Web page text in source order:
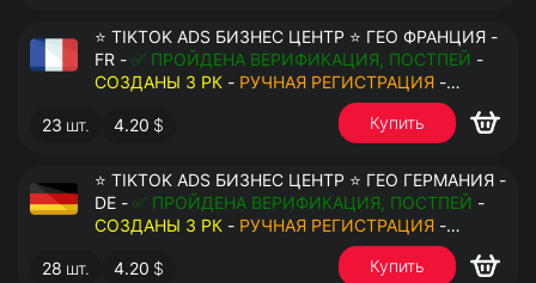
⭐ TIKTOK ADS БИЗНЕС ЦЕНТР ⭐ ГЕО ФРАНЦИЯ -
FR - ✅ ПРОЙДЕНА ВЕРИФИКАЦИЯ, ПОСТПЕЙ -
СОЗДАНЫ 3 РК - РУЧНАЯ РЕГИСТРАЦИЯ -
ДОСТУП К ПОЧТЕ - КУКИ - ВАТ ЗАПОЛНЕН -
ПЕРЕДАЧА В АНТИДЕТЕКТ
23 шт. 4.20 $ Купить
⭐ TIKTOK ADS БИЗНЕС ЦЕНТР ⭐ ГЕО ГЕРМАНИЯ -
DE - ✅ ПРОЙДЕНА ВЕРИФИКАЦИЯ, ПОСТПЕЙ -
СОЗДАНЫ 3 РК - РУЧНАЯ РЕГИСТРАЦИЯ -
ДОСТУП К ПОЧТЕ - КУКИ - ВАТ ЗАПОЛНЕН -
ПЕРЕДАЧА В АНТИДЕТЕКТ
28 шт. 4.20 $ Купить